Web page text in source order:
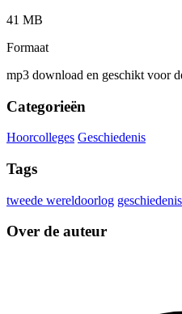
41 MB
Formaat
mp3 download en geschikt voor
Categorieën
Hoorcolleges Geschiedenis
Tags
tweede wereldoorlog geschiedenis
Over de auteur